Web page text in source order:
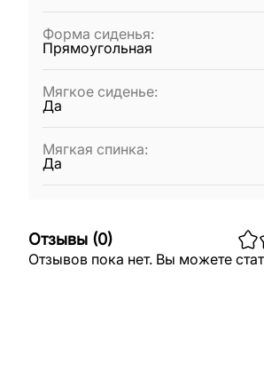
Форма сиденья:
Прямоугольная
Мягкое сиденье:
Да
Мягкая спинка:
Да
Отзывы (0)
Отзывов пока нет. Вы можете